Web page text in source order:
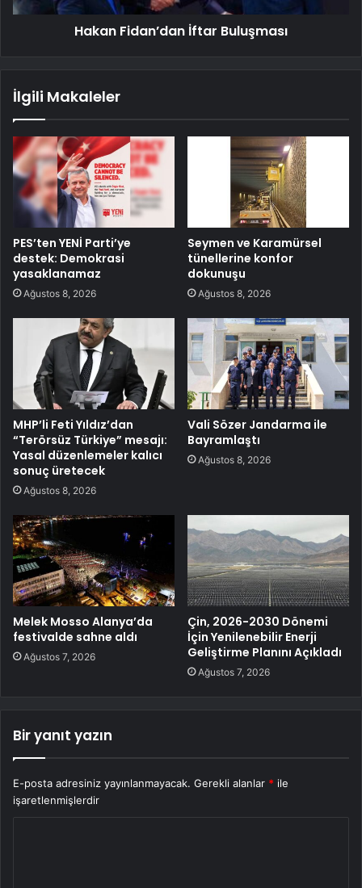
Hakan Fidan’dan İftar Buluşması
İlgili Makaleler
PES’ten YENİ Parti’ye
destek: Demokrasi
yasaklanamaz
Ağustos 8, 2026
Seymen ve Karamürsel
tünellerine konfor
dokunuşu
Ağustos 8, 2026
MHP’li Feti Yıldız’dan
“Terörsüz Türkiye” mesajı:
Yasal düzenlemeler kalıcı
sonuç üretecek
Ağustos 8, 2026
Vali Sözer Jandarma ile
Bayramlaştı
Ağustos 8, 2026
Melek Mosso Alanya’da
festivalde sahne aldı
Ağustos 7, 2026
Çin, 2026-2030 Dönemi
İçin Yenilenebilir Enerji
Geliştirme Planını Açıkladı
Ağustos 7, 2026
Bir yanıt yazın
E-posta adresiniz yayınlanmayacak. Gerekli alanlar * ile
işaretlenmişlerdir